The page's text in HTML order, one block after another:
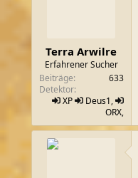
Terra Arwilre
Erfahrener Sucher
Beiträge
633
Detektor
XP
Deus1,
ORX,